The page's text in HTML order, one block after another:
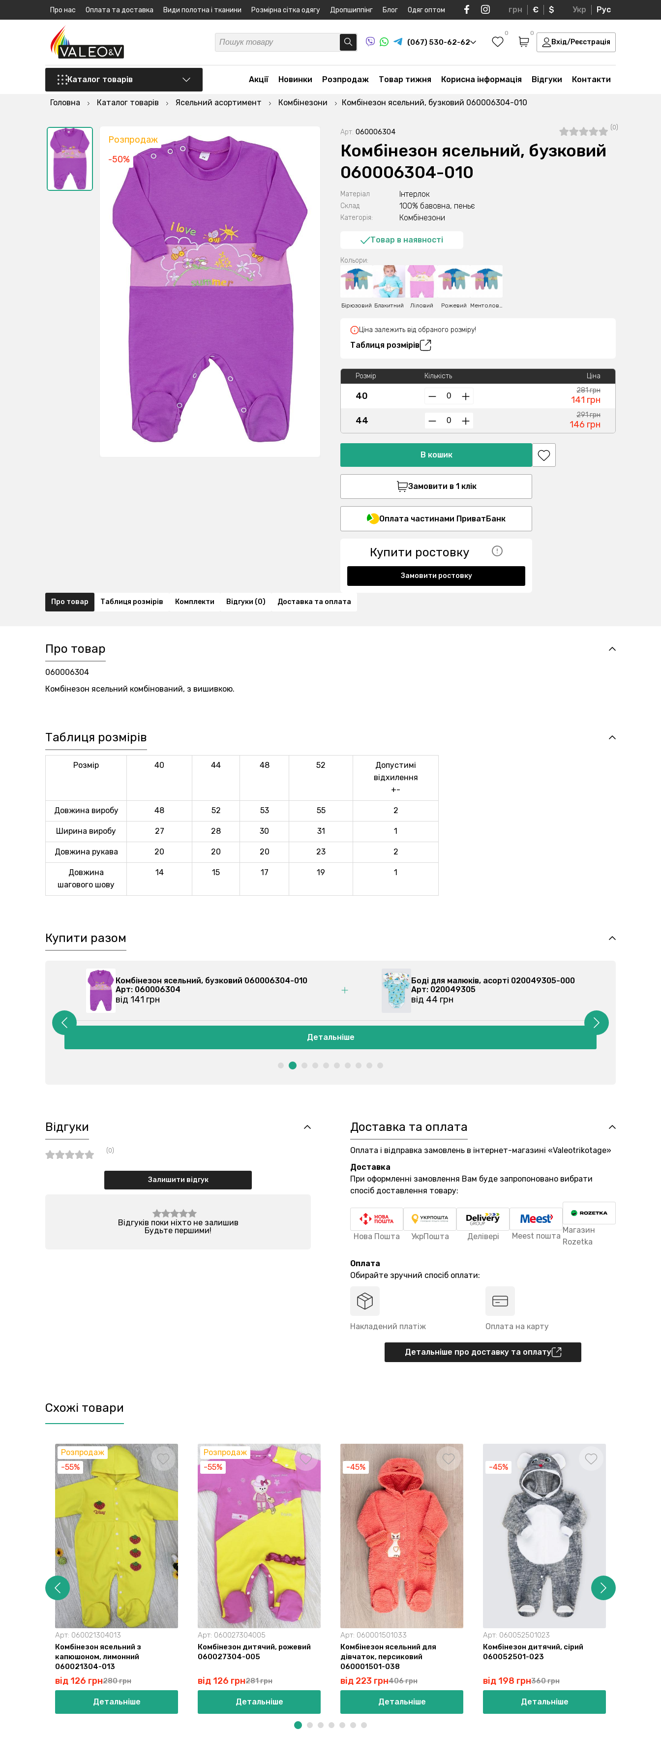
Про нас Оплата та доставка Види полотна і тканини Розмірна сітка одягу Дропшиппінг Блог Одяг оптом грн € $ Укр Рус
(067) 530-62-62
0 0
Вхід/Реєстрація
Каталог товарів Акції Новинки Розпродаж Товар тижня Корисна інформація Відгуки Контакти
Головна Каталог товарів Ясельний асортимент Комбінезони Комбінезон ясельний, бузковий 060006304-010
Розпродаж
-50%
Арт. 060006304
(0)
Комбінезон ясельний, бузковий
060006304-010
Матеріал Інтерлок
Склад 100% бавовна, пеньє
Категорія: Комбінезони
Товар в наявності
Кольори:
Бірюзовий Блакитний Ліловий Рожевий Ментоловий
Ціна залежить від обраного розміру!
Таблиця розмірів
Розмір
40
44
Кількість
Ціна
281 грн
141 грн
291 грн
146 грн
В кошик
Замовити в 1 клік
Оплата частинами ПриватБанк
Купити ростовку
Замовити ростовку
Про товар Таблиця розмірів Комплекти Відгуки (0) Доставка та оплата
Про товар
060006304
Комбінезон ясельний комбінований, з вишивкою.
Таблиця розмірів
Розмір 40 44 48 52
Допустимі
відхилення
+-
Довжина виробу 48 52 53 55 2
Ширина виробу 27 28 30 31 1
Довжина рукава 20 20 20 23 2
Довжина
шагового шову
14 15 17 19 1
Купити разом
060006304-010
Боді для малюків, асорті 020049305-000
Комбінезон ясельний, бузковий 060006304-010
Арт: 060006304
Відгуки
(0)
Залишити відгук
Відгуків поки ніхто не залишив
Будьте першими!
Доставка та оплата
Оплата і відправка замовлень в інтернет-магазині «Valeotrikotage»
Доставка
При оформленні замовлення Вам буде запропоновано вибрати
спосіб доставлення товару:
Нова Пошта УкрПошта Делівері Meest пошта
Магазин
Rozetka
Оплата
Обирайте зручний спосіб оплати:
Накладений платіж Оплата на карту
Детальніше про доставку та оплату
Схожі товари
Розпродаж
-55%
Арт: 060021304013
Комбінезон ясельний з
капюшоном, лимонний
060021304-013
від 126 грн280 грн
Детальніше
Розпродаж
-55%
Арт: 060027304005
Комбінезон дитячий, рожевий
060027304-005
від 126 грн281 грн
Детальніше
-45%
Арт: 060001501033
Комбінезон ясельний для
дівчаток, персиковий
060001501-038
від 223 грн406 грн
Детальніше
-45%
Арт: 060052501023
Комбінезон дитячий, сірий
060052501-023
від 198 грн360 грн
Детальніше